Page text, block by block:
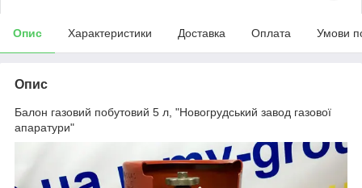
Опис Характеристики Доставка Оплата Умови
Опис
Балон газовий побутовий 5 л, "Новогрудський завод газової
апаратури"